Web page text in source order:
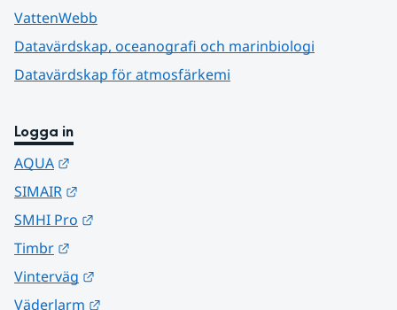
VattenWebb
Datavärdskap, oceanografi och marinbiologi
Datavärdskap för atmosfärkemi
Logga in
AQUA
SIMAIR
SMHI Pro
Timbr
Vinterväg
Väderlarm